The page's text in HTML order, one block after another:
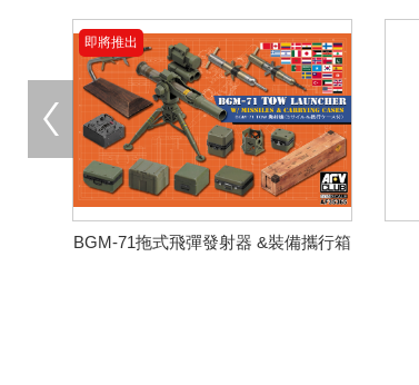
即將推出
BGM-71拖式飛彈發射器 &裝備攜行箱